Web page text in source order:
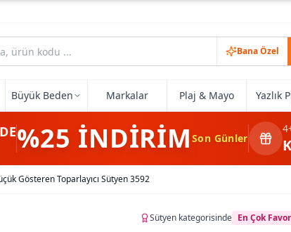
Bana Özel
Büyük Beden Markalar Plaj & Mayo Yazlık
%25 İNDİRİMSon Günler
Gösteren Toparlayıcı Sütyen 3592
Sütyen kategorisinde En Çok